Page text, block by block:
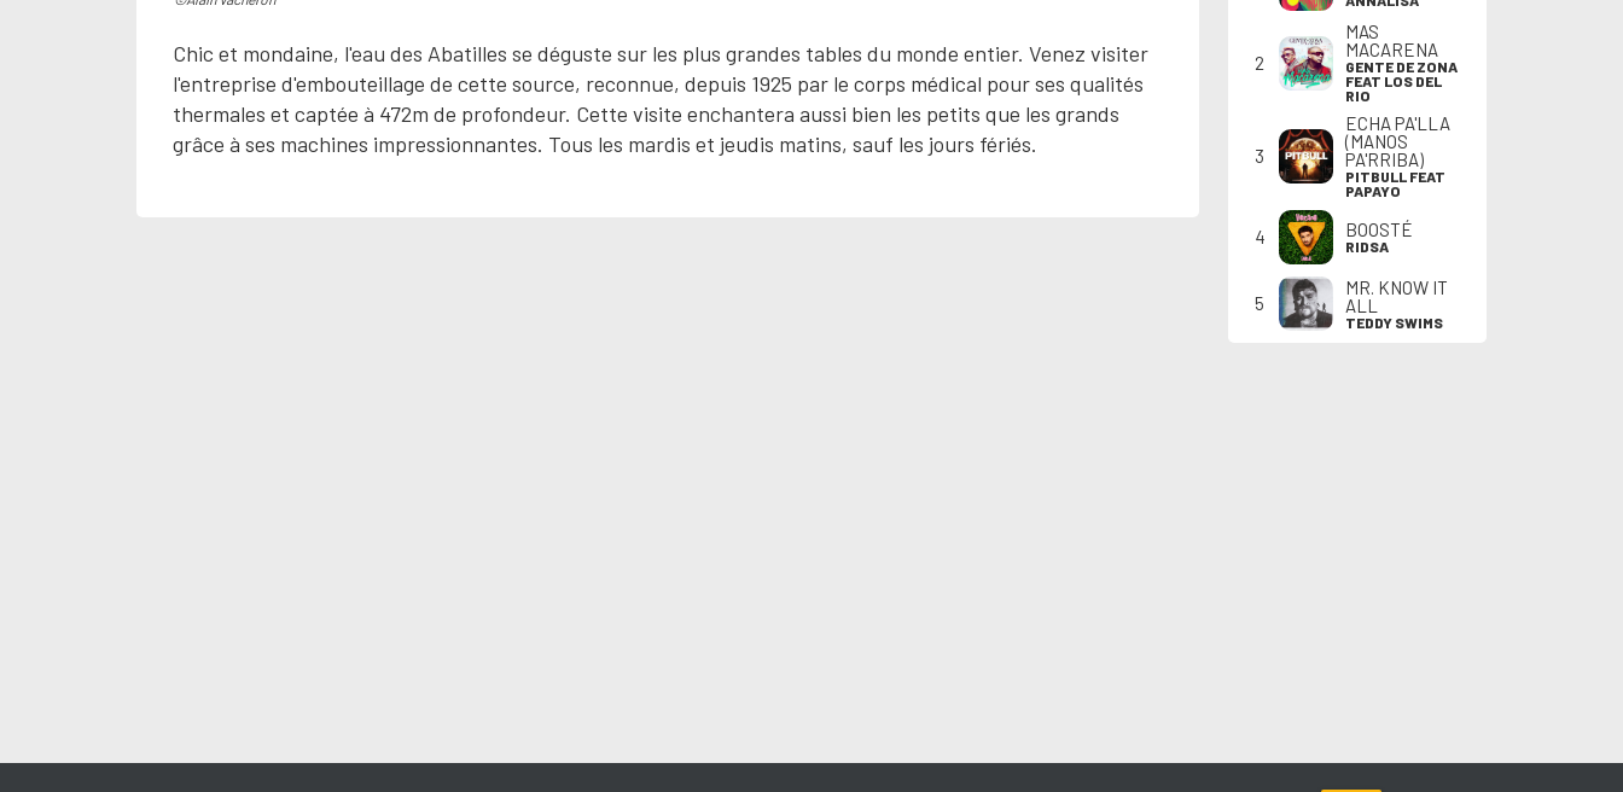
Chic et mondaine, l'eau des Abatilles se déguste sur les plus grandes tables du monde entier. Venez visiter
l'entreprise d'embouteillage de cette source, reconnue, depuis 1925 par le corps médical pour ses qualités
thermales et captée à 472m de profondeur. Cette visite enchantera aussi bien les petits que les grands
grâce à ses machines impressionnantes. Tous les mardis et jeudis matins, sauf les jours fériés.
2
MAS
MACARENA
GENTE DE ZONA
FEAT LOS DEL
RIO
3
ECHA PA'LLA
(MANOS
PA'RRIBA)
PITBULL FEAT
PAPAYO
4 BOOSTÉ
RIDSA
5
MR. KNOW IT
ALL
TEDDY SWIMS